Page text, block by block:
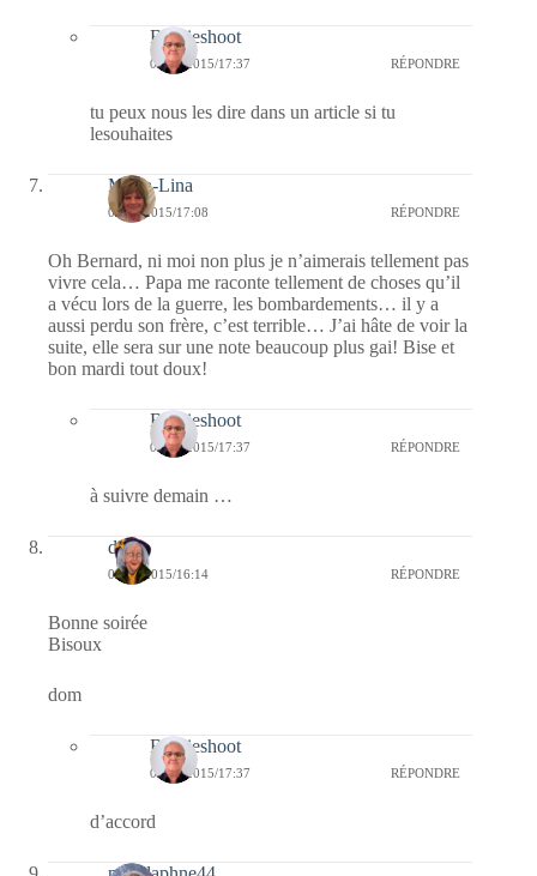
Bernieshoot
08/01/2015/17:37 RÉPONDRE
tu peux nous les dire dans un article si tu
lesouhaites
Maria-Lina
06/01/2015/17:08 RÉPONDRE
Oh Bernard, ni moi non plus je n’aimerais tellement pas
vivre cela… Papa me raconte tellement de choses qu’il
a vécu lors de la guerre, les bombardements… il y a
aussi perdu son frère, c’est terrible… J’ai hâte de voir la
suite, elle sera sur une note beaucoup plus gai! Bise et
bon mardi tout doux!
Bernieshoot
08/01/2015/17:37 RÉPONDRE
à suivre demain …
dom
06/01/2015/16:14 RÉPONDRE
Bonne soirée
Bisoux
dom
Bernieshoot
08/01/2015/17:37 RÉPONDRE
d’accord